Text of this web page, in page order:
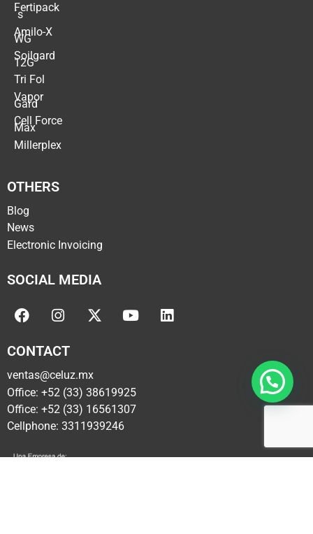
Fertipack
´s
Amilo-X
WG
Soilgard
12G
Tri Fol
Vapor
Gard
Cell Force
Max
Millerplex
OTHERS
Blog
News
Electronic Invoicing
SOCIAL MEDIA
CONTACT
ventas@celuz.mx
Office: +52 (33) 38619925
Office: +52 (33) 16561307
Cellphone: 3311939246